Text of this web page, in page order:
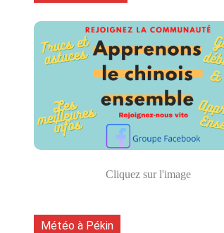
Cliquez sur l'image
Météo à Pékin